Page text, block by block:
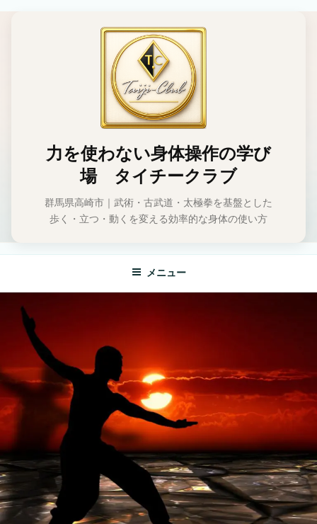
力を使わない身体操作の学び
場 タイチークラブ
群馬県高崎市｜武術・古武道・太極拳を基盤とした
歩く・立つ・動くを変える効率的な身体の使い方
メニュー